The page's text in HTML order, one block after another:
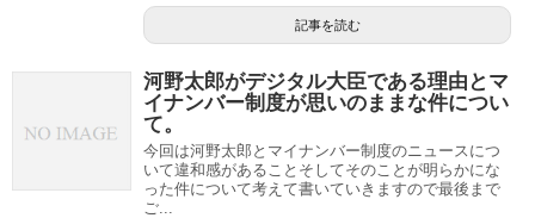
記事を読む
河野太郎がデジタル大臣である理由とマ
イナンバー制度が思いのままな件につい
て。
今回は河野太郎とマイナンバー制度のニュースにつ
いて違和感があることそしてそのことが明らかにな
った件について考えて書いていきますので最後まで
ご...